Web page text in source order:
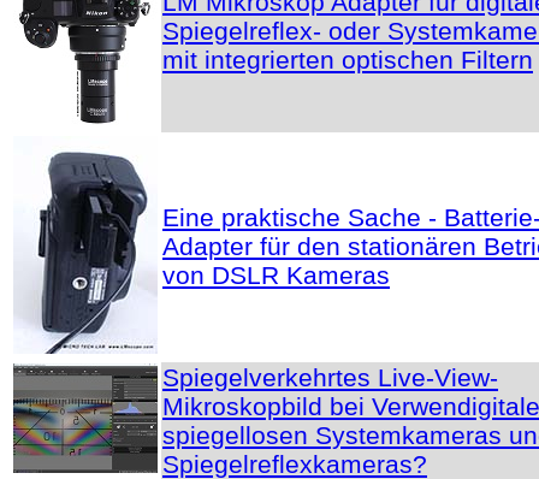
Spiegelreflex- oder
mit integrierten optischen Filtern
Eine praktische Sache -
Adapter für den stationären
von DSLR Kameras
Spiegelverkehrtes Live-View-
Mikroskopbild bei
spiegellosen Systemkameras
Spiegelreflexkameras?